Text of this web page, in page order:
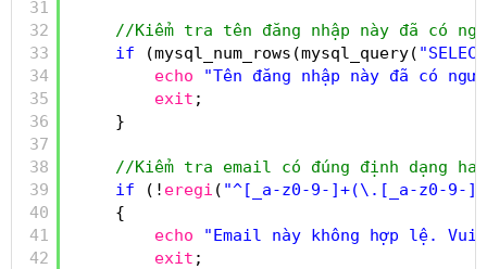
31
32
33
34
35
36
37
38
39
40
41
42
//Kiểm tra tên đăng nhập này đã có
if
(mysql_num_rows(mysql_query(
echo
"Tên đăng nhập này đã có
exit ;
}
//Kiểm tra email có đúng định dạng hay
if
(! eregi ( "^[_a-z0-9-]+(\.[_a-z0-9-
{
echo
"Email này không hợp lệ.
exit ;